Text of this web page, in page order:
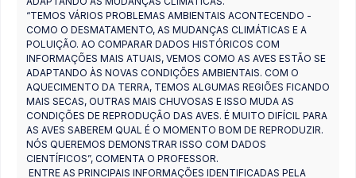
“TEMOS VÁRIOS PROBLEMAS AMBIENTAIS ACONTECENDO -
COMO O DESMATAMENTO, AS MUDANÇAS CLIMÁTICAS E A
POLUIÇÃO. AO COMPARAR DADOS HISTÓRICOS COM
INFORMAÇÕES MAIS ATUAIS, VEMOS COMO AS AVES ESTÃO SE
ADAPTANDO ÀS NOVAS CONDIÇÕES AMBIENTAIS. COM O
AQUECIMENTO DA TERRA, TEMOS ALGUMAS REGIÕES FICANDO
MAIS SECAS, OUTRAS MAIS CHUVOSAS E ISSO MUDA AS
CONDIÇÕES DE REPRODUÇÃO DAS AVES. É MUITO DIFÍCIL PARA
AS AVES SABEREM QUAL É O MOMENTO BOM DE REPRODUZIR.
NÓS QUEREMOS DEMONSTRAR ISSO COM DADOS
CIENTÍFICOS”, COMENTA O PROFESSOR.
ENTRE AS PRINCIPAIS INFORMAÇÕES IDENTIFICADAS PELA